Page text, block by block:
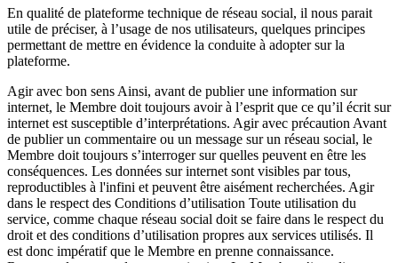
En qualité de plateforme technique de réseau social, il nous parait
utile de préciser, à l’usage de nos utilisateurs, quelques principes
permettant de mettre en évidence la conduite à adopter sur la
plateforme.
Agir avec bon sens Ainsi, avant de publier une information sur
internet, le Membre doit toujours avoir à l’esprit que ce qu’il écrit sur
internet est susceptible d’interprétations. Agir avec précaution Avant
de publier un commentaire ou un message sur un réseau social, le
Membre doit toujours s’interroger sur quelles peuvent en être les
conséquences. Les données sur internet sont visibles par tous,
reproductibles à l'infini et peuvent être aisément recherchées. Agir
dans le respect des Conditions d’utilisation Toute utilisation du
service, comme chaque réseau social doit se faire dans le respect du
droit et des conditions d’utilisation propres aux services utilisés. Il
est donc impératif que le Membre en prenne connaissance.